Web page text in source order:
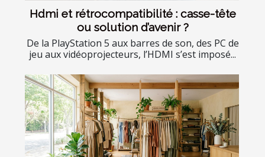
Hdmi et rétrocompatibilité : casse-tête
ou solution d’avenir ?
De la PlayStation 5 aux barres de son, des PC de
jeu aux vidéoprojecteurs, l’HDMI s’est imposé...